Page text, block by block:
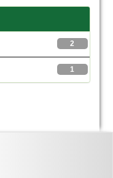
2
1